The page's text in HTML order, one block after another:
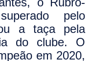
pelo
a taça pela
do clube. O
em 2020,